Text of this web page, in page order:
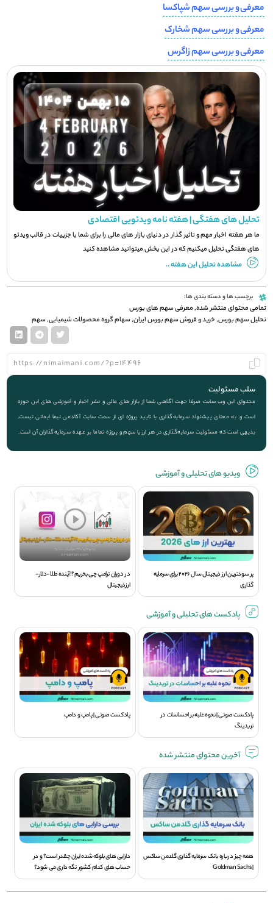
معرفی و بررسی سهم شپاکسا
معرفی و بررسی سهم شخارک
معرفی و بررسی سهم زاگرس
تحلیل های هفتگی | هفته نامه ویدئویی اقتصادی
ما هر هفته اخبار مهم و تاثیر گذار در دنیای بازار های مالی را برای شما با جزيیات در قالب ویدئو
های هفتگی تحلیل میکنیم که در این بخش میتوانید مشاهده کنید
مشاهده تحلیل این هفته ..
برچسب ها و دسته بندی ها:
تمامی محتوای منتشر شده,معرفی سهم های بورس
تحلیل سهم بورس,خرید و فروش سهم بورس ایران,سهام گروه محصولات شیمیایی,سهم
سلب مسئولیت
محتوای این وب سایت صرفا جهت آگاهی شما از بازار های مالی و نشر اخبار و آموزشی های این حوزه
است و به معنای پیشنهاد سرمایه‌گذاری یا تایید پروژه ای از سمت سایت آکادمی نیما ایمانی نیست.
بدیهی است که مسئولیت سرمایه‌گذاری در هر ارز یا سهم و پروژه تماما بر عهده سرمایه‌گذاران آن است.
ویديو های تحلیلی و آموزشی
پر سودترین ارز دیجیتال سال 2026 برای سرمایه
گذاری
در دوران ترامپ چی بخریم؟! آینده طلا-دلار-
ارزدیجیتال
پادکست های تحلیلی و آموزشی
پادکست صوتی | نحوه غلبه بر احساسات در
تریدینگ
پادکست صوتی | پامپ و دامپ
آخرین محتوای منتشر شده
همه چیز درباره بانک سرمایه گذاری گلدمن ساکس
| Goldman Sachs
دارایی های بلوکه شده ایران چقدر است؟ و در
حساب های کدام کشور نگه داری می شود؟